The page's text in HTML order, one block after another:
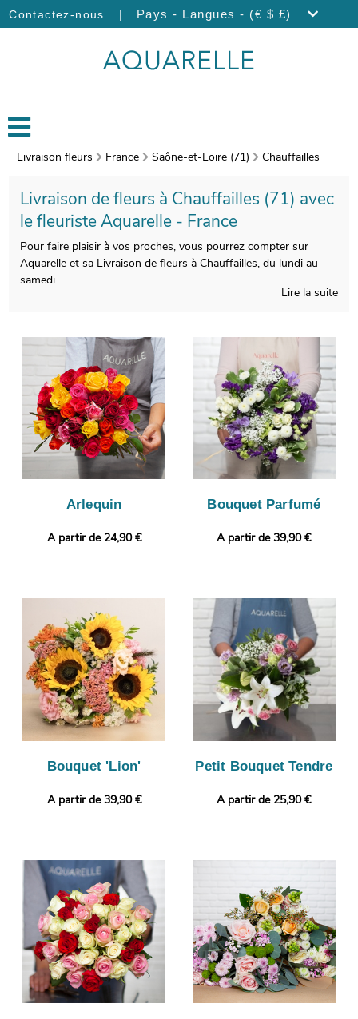
Contactez-nous | Pays - Langues - (€ $ £)
Livraison fleurs France Saône-et-Loire (71) Chauffailles
Livraison de fleurs à Chauffailles (71) avec
le fleuriste Aquarelle - France
Pour faire plaisir à vos proches, vous pourrez compter sur
Aquarelle et sa Livraison de fleurs à Chauffailles, du lundi au
samedi.
Àprès sa confection, votre bouquet sera glissé dans un vase de
transport. Àvant l’expédition, une photo du produit fini sera
prise. Vous aurez ensuite l’opportunité de contrôler que votre
bouquet est bien conforme, puisque cette photo vous sera
envoyée. C’est alors que sera organisée sa livraison à
Chauffailles. Vous souhaitez joindre à votre bouquet une
touche plus personnelle ? Selon vos préférences, votre
commande pourra être complétée par un message
personnalisé.
Lire la suite
Arlequin
A partir de 24,90 €
Bouquet Parfumé
A partir de 39,90 €
Bouquet 'Lion'
A partir de 39,90 €
Petit Bouquet Tendre
A partir de 25,90 €